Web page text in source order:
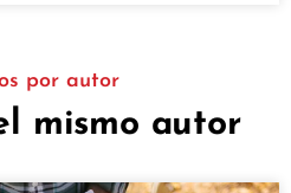
por autor
mismo autor